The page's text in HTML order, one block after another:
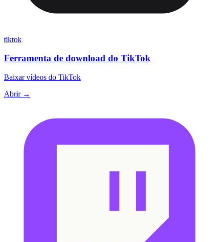
tiktok
Ferramenta de download do TikTok
Baixar vídeos do TikTok
Abrir →